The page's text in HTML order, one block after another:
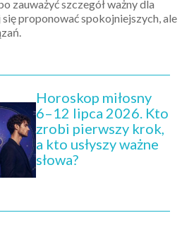
zauważyć szczegół ważny dla
proponować spokojniejszych, ale
Horoskop miłosny
6–12 lipca 2026. Kto
zrobi pierwszy krok,
a kto usłyszy ważne
słowa?